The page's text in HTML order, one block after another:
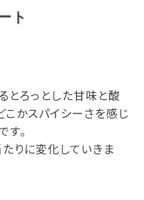
ト
とろっとした甘味と酸
こかスパイシーさを感じ
。
りに変化していきま